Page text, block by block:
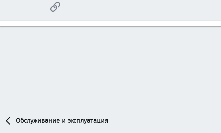
Ссылка
Обслуживание и эксплуатация